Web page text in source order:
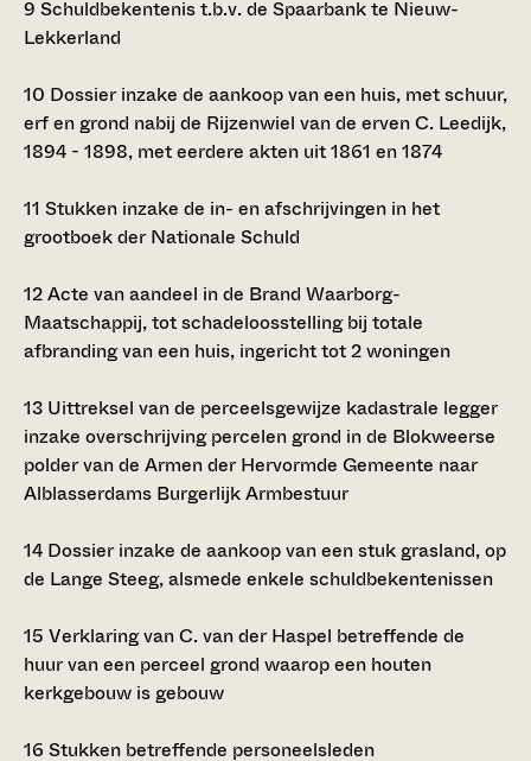
9 Schuldbekentenis t.b.v. de Spaarbank te Nieuw-
Lekkerland
10 Dossier inzake de aankoop van een huis, met schuur,
erf en grond nabij de Rijzenwiel van de erven C. Leedijk,
1894 - 1898, met eerdere akten uit 1861 en 1874
11 Stukken inzake de in- en afschrijvingen in het
grootboek der Nationale Schuld
12Acte van aandeel in de Brand Waarborg-
Maatschappij, tot schadeloosstelling bij totale
afbranding van een huis, ingericht tot 2 woningen
13 Uittreksel van de perceelsgewijze kadastrale legger
inzake overschrijving percelen grond in de Blokweerse
polder van de Armen der Hervormde Gemeente naar
Alblasserdams Burgerlijk Armbestuur
14 Dossier inzake de aankoop van een stuk grasland, op
de Lange Steeg, alsmede enkele schuldbekentenissen
15 Verklaring van C. van der Haspel betreffende de
huur van een perceel grond waarop een houten
kerkgebouw is gebouw
16 Stukken betreffende personeelsleden